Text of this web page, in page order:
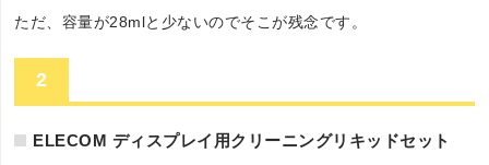
ただ、容量が28mlと少ないのでそこが残念です。
2
ELECOM ディスプレイ用クリーニングリキッドセット